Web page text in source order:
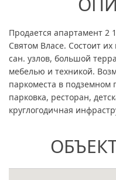
Продается апартамент 2
Святом Власе. Состоит
сан. узлов, большой
мебелью и техникой.
паркоместа в подземном
парковка, ресторан,
круглогодичная